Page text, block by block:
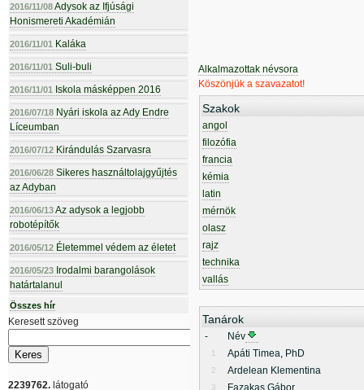
2016/11/08Adysok az Ifjúsági
Honismereti Akadémián
2016/11/01 Kaláka
2016/11/01 Suli-buli
2016/11/01 Iskola másképpen 2016
2016/07/18 Nyári iskola az Ady Endre
Líceumban
2016/07/12 Kirándulás Szarvasra
2016/06/28 Sikeres használtolajgyűjtés
az Adyban
2016/06/13Az adysok a legjobb
robotépítők
2016/05/12 Életemmel védem az életet
2016/05/23 Irodalmi barangolások
határtalanul
Összes hír
Keresett szöveg
2239762. látogató
Alkalmazottak névsora
Köszönjük a szavazatot!
Szakok
angol
filozófia
francia
kémia
latin
mérnök
olasz
rajz
technika
vallás
Tanárok
- Név
1 Apáti Timea, PhD
2 Ardelean Klementina
3 Fazakas Gábor